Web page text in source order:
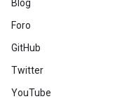
Blog
Foro
GitHub
Twitter
YouTube